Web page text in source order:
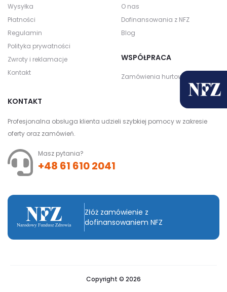
Wysyłka
Płatności
Regulamin
Polityka prywatności
Zwroty i reklamacje
Kontakt
O nas
Dofinansowania z NFZ
Blog
WSPÓŁPRACA
Zamówienia hurtowe
KONTAKT
Profesjonalna obsługa klienta udzieli szybkiej pomocy w zakresie
oferty oraz zamówień.
Masz pytania?
+48 61 610 2041
Złóż zamówienie z
dofinansowaniem NFZ
Copyright © 2026